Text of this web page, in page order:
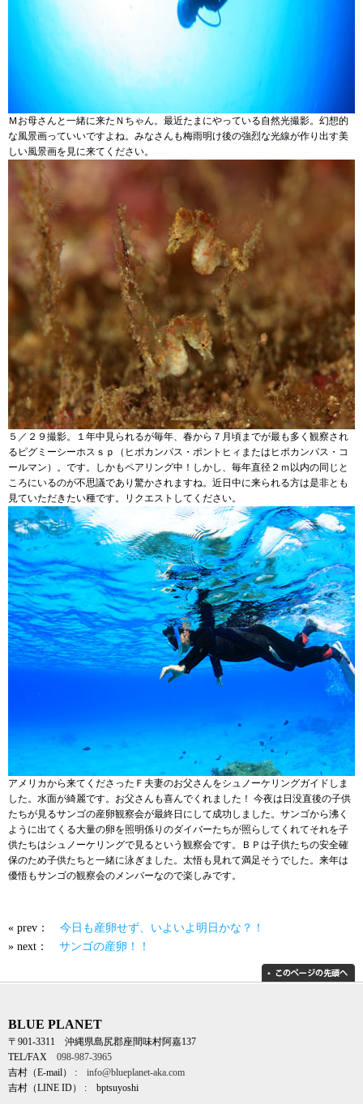
Ｍお母さんと一緒に来たＮちゃん。最近たまにやっている自然光撮影。幻想的
な風景画っていいですよね。みなさんも梅雨明け後の強烈な光線が作り出す美
しい風景画を見に来てください。
５／２９撮影。１年中見られるが毎年、春から７月頃までが最も多く観察され
るピグミーシーホスｓｐ（ヒポカンパス・ポントヒィまたはヒポカンパス・コ
ールマン）。です。しかもペアリング中！しかし、毎年直径２ｍ以内の同じと
ころにいるのが不思議であり驚かされますね。近日中に来られる方は是非とも
見ていただきたい種です。リクエストしてください。
アメリカから来てくださったＦ夫妻のお父さんをシュノーケリングガイドしま
した。水面が綺麗です。お父さんも喜んでくれました！ 今夜は日没直後の子供
たちが見るサンゴの産卵観察会が最終日にして成功しました。サンゴから沸く
ように出てくる大量の卵を照明係りのダイバーたちが照らしてくれてそれを子
供たちはシュノーケリングで見るという観察会です。ＢＰは子供たちの安全確
保のため子供たちと一緒に泳ぎました。太悟も見れて満足そうでした。来年は
優悟もサンゴの観察会のメンバーなので楽しみです。
« prev： 今日も産卵せず、いよいよ明日かな？！
» next： サンゴの産卵！！
BLUE PLANET
〒901-3311 沖縄県島尻郡座間味村阿嘉137
TEL/FAX 098-987-3965
吉村（E-mail） : info@blueplanet-aka.com
吉村（LINE ID） : bptsuyoshi